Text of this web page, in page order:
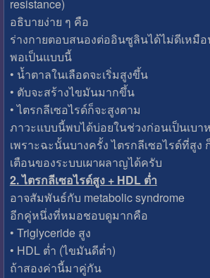
resistance)
อธิบายง่าย ๆ คือ
ร่างกายตอบสนองต่ออินซูลินได้ไม่ดีเหมือ
พอเป็นแบบนี้
• น้ำตาลในเลือดจะเริ่มสูงขึ้น
• ตับจะสร้างไขมันมากขึ้น
• ไตรกลีเซอไรด์ก็จะสูงตาม
ภาวะแบบนี้พบได้บ่อยในช่วงก่อนเป็นเบา
เพราะฉะนั้นบางครั้ง ไตรกลีเซอไรด์ที่สู
เตือนของระบบเผาผลาญได้ครับ
2. ไตรกลีเซอไรด์สูง + HDL ต่ำ
อาจสัมพันธ์กับ metabolic syndrome
อีกคู่หนึ่งที่หมอชอบดูมากคือ
• Triglyceride สูง
• HDL ต่ำ (ไขมันดีต่ำ)
ถ้าสองค่านี้มาคู่กัน